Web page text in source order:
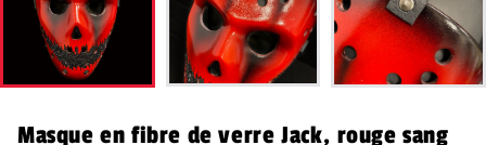
Masque en fibre de verre Jack, rouge sang